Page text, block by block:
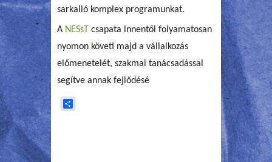
sarkalló komplex programunkat.
A NESsT csapata innentől folyamatosan
nyomon követi majd a vállalkozás
előmenetelét, szakmai tanácsadással
segítve annak fejlődésé